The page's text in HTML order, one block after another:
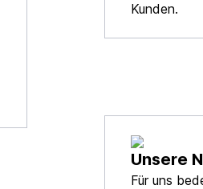
Kunden.
Unsere
Für uns